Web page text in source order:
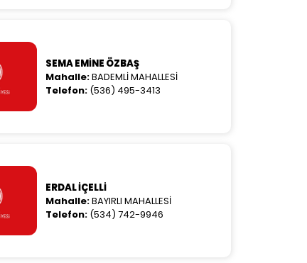
SEMA EMİNE ÖZBAŞ
Mahalle:BADEMLİ MAHALLESİ
Telefon:(536) 495-3413
ERDAL İÇELLİ
Mahalle:BAYIRLI MAHALLESİ
Telefon:(534) 742-9946